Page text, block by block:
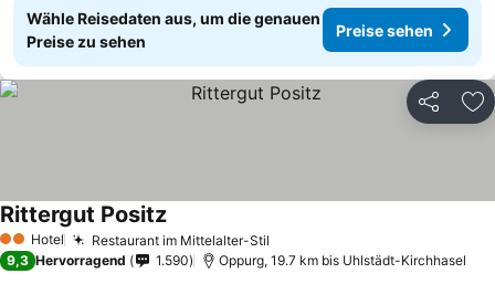
Wähle Reisedaten aus, um die genauen
Preise zu sehen
Preise sehen
Teilen
2 Sterne
Hotel Restaurant im Mittelalter-Stil
Rittergut PositzPreise sehen
9,3 Hervorragend 1.590 Oppurg, 19.7 km bis Uhlstädt-Kirchhasel